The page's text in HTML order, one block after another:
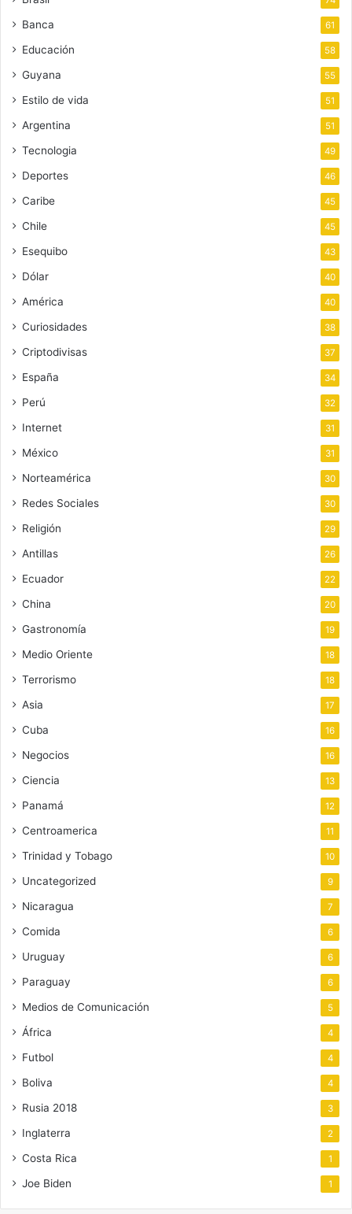
Banca 61
Educación 58
Guyana 55
Estilo de vida 51
Argentina 51
Tecnologia 49
Deportes 46
Caribe 45
Chile 45
Esequibo 43
Dólar 40
América 40
Curiosidades 38
Criptodivisas 37
España 34
Perú 32
Internet 31
México 31
Norteamérica 30
Redes Sociales 30
Religión 29
Antillas 26
Ecuador 22
China 20
Gastronomía 19
Medio Oriente 18
Terrorismo 18
Asia 17
Cuba 16
Negocios 16
Ciencia 13
Panamá 12
Centroamerica 11
Trinidad y Tobago 10
Uncategorized 9
Nicaragua 7
Comida 6
Uruguay 6
Paraguay 6
Medios de Comunicación 5
África 4
Futbol 4
Boliva 4
Rusia 2018 3
Inglaterra 2
Costa Rica 1
Joe Biden 1